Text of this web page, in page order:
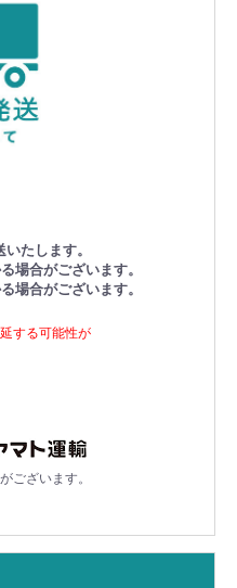
たします。
場合がございます。
場合がございます。
する可能性が
ございます。